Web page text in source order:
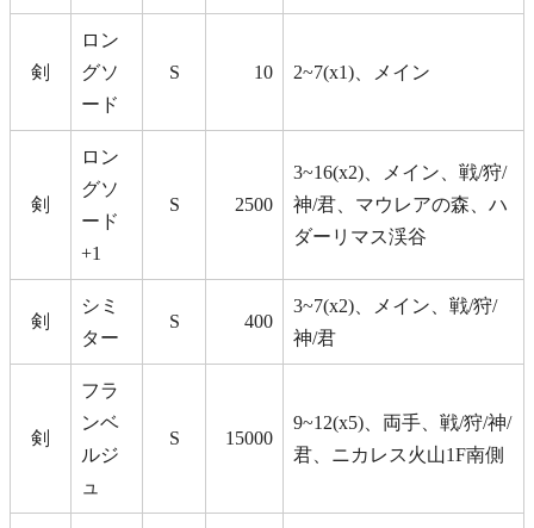
剣
ロン
グソ
ード
S 10 2~7(x1)、メイン
剣
ロン
グソ
ード
+1
S 2500
3~16(x2)、メイン、戦/狩/
神/君、マウレアの森、ハ
ダーリマス渓谷
剣
シミ
ター
S 400
3~7(x2)、メイン、戦/狩/
神/君
剣
フラ
ンベ
ルジ
ュ
S 15000
9~12(x5)、両手、戦/狩/神/
君、ニカレス火山1F南側